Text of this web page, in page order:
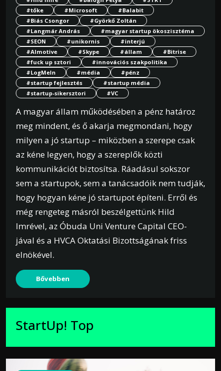
#tőke
#Microsoft
#Balabit
#Biás Csongor
#Györkő Zoltán
#Langmár András
#magyar startup ökoszisztéma
#SEON
#unikornis
#interjú
#Almotive
#Skype #állam
#Bitrise
#fuck up sztori
#innovációs szakpolitika
#LogMeln
#média
#pénz
#startup fejlesztés
#startup média
#startup-sikersztori
#VC
A magyar állam működésében a pénz határoz
meg mindent, és ő akarja megmondani, hogy
milyen a jó startup – miközben a szerepe csak
az kéne legyen, hogy a szereplők közti
kommunikációt biztosítsa. Ráadásul sokszor
sem a startupok, sem a tanácsadóik nem tudják,
hogy hogyan kéne jó startupot építeni. Erről és
még rengeteg másról beszélgettünk Hild
Imrével, az Óbuda Uni Venture Capital CEO-
jával és a HVCA Oktatási Bizottságának friss
elnökével.
Bővebben
StartUp! Top